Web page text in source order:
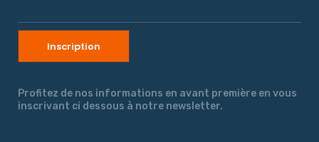
Profitez de nos informations en avant première en vous
inscrivant ci dessous à notre newsletter.